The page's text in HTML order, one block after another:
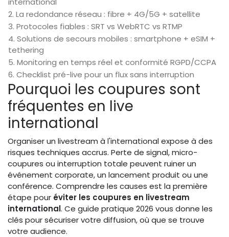
2. La redondance réseau : fibre + 4G/5G + satellite
3. Protocoles fiables : SRT vs WebRTC vs RTMP
4. Solutions de secours mobiles : smartphone + eSIM +
tethering
5. Monitoring en temps réel et conformité RGPD/CCPA
6. Checklist pré-live pour un flux sans interruption
Pourquoi les coupures sont
fréquentes en live
international
Organiser un livestream à l'international expose à des
risques techniques accrus. Perte de signal, micro-
coupures ou interruption totale peuvent ruiner un
événement corporate, un lancement produit ou une
conférence. Comprendre les causes est la première
étape pour éviter les coupures en livestream
international. Ce guide pratique 2026 vous donne les
clés pour sécuriser votre diffusion, où que se trouve
votre audience.